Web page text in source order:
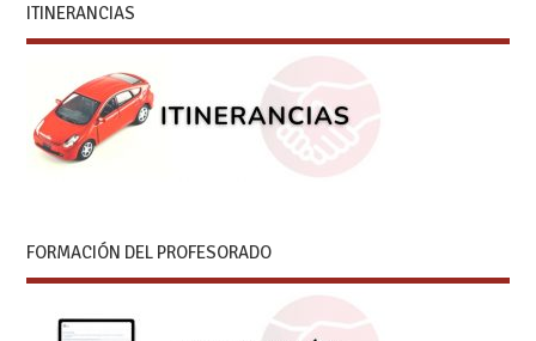
ITINERANCIAS
FORMACIÓN DEL PROFESORADO